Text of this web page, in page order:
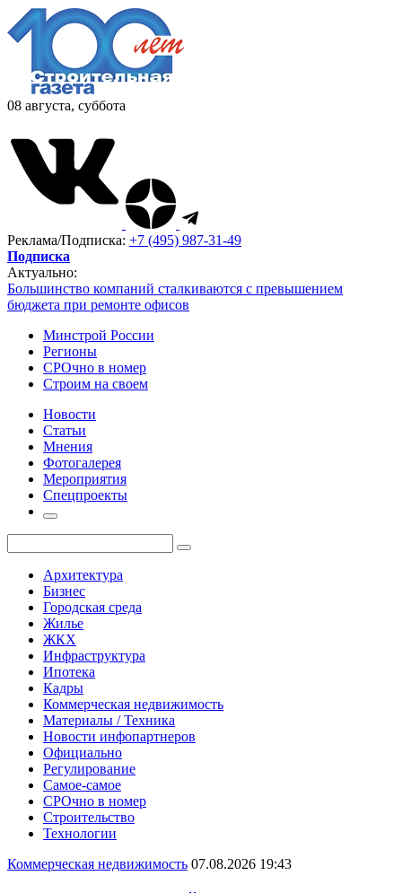
08 августа, суббота
Реклама/Подписка: +7 (495) 987-31-49
Подписка
Актуально:
Большинство компаний сталкиваются с превышением
бюджета при ремонте офисов
Минстрой России
Регионы
СРОчно в номер
Строим на своем
Новости
Статьи
Мнения
Фотогалерея
Мероприятия
Спецпроекты
Архитектура
Бизнес
Городская среда
Жилье
ЖКХ
Инфраструктура
Ипотека
Кадры
Коммерческая недвижимость
Материалы / Техника
Новости инфопартнеров
Официально
Регулирование
Самое-самое
СРОчно в номер
Строительство
Технологии
Коммерческая недвижимость 07.08.2026 19:43